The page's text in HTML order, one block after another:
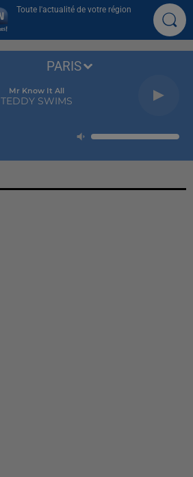
Toute l'actualité de votre région
Mr Know It All
TEDDY SWIMS
PARIS